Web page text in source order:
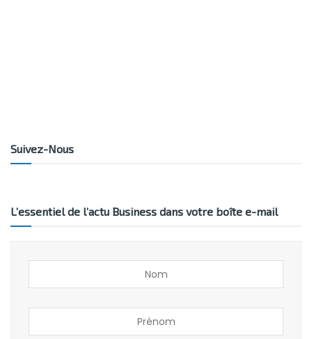
Suivez-Nous
L’essentiel de l’actu Business dans votre boîte e-mail